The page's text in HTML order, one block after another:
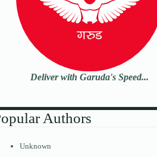
Deliver with Garuda's Speed...
Authors
Unknown